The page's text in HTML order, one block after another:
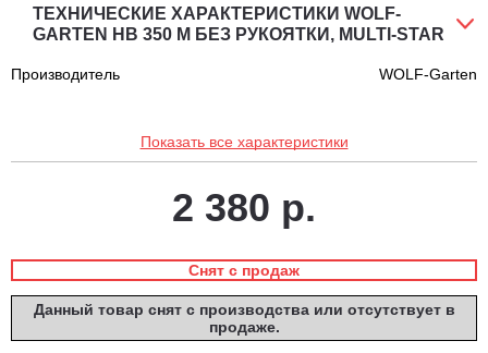
ТЕХНИЧЕСКИЕ ХАРАКТЕРИСТИКИ WOLF-
GARTEN HB 350 M БЕЗ РУКОЯТКИ, MULTI-STAR
Производитель WOLF-Garten
Показать все характеристики
2 380 р.
Снят с продаж
Данный товар снят с производства или отсутствует в
продаже.